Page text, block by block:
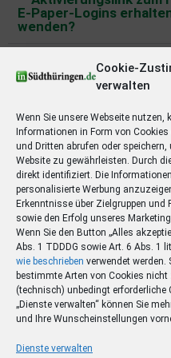
Cookie-
verwalten
Wenn Sie unsere Webseite nutzen,
Informationen in Form von
und Dritten abrufen oder
Website zu gewährleisten. Durch
direkt identifiziert. Die
personalisierte Werbung
Erkenntnisse über Zielgruppen
sowie den Erfolg unseres
Wenn Sie den Button „Alles
Abs. 1 TDDDG sowie Art. 6 Abs. 1
wie beschrieben verwendet werden.
bestimmte Arten von Cookies
(technisch) unbedingt erforderliche
„Dienste verwalten“ können Sie
und Ihre Wunscheinstellungen
Dienste verwalten
E-Paper-Logins
wenden?
2. Wie erhalte ich
3. Wie aktualisiere
4. Ist die App
5. Wo finde ich die
6. Wo finde ich das
7. Kann ich das E-
8. Wie navigiere ich
Ausgabe?
9. Wie kann ich die
10. Kann ich